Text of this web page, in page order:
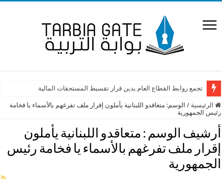
تجمع روابط القطاع العام يدين قرار تقسيط المستحقات المالية
الرئيسية / الوسم: متعاقدو اللبنانية يأملون إقرار ملف تفرغهم بالأسماء يا فخامة
رئيس الجمهورية
أرشيف الوسم : متعاقدو اللبنانية يأملون
إقرار ملف تفرغهم بالأسماء يا فخامة رئيس
الجمهورية